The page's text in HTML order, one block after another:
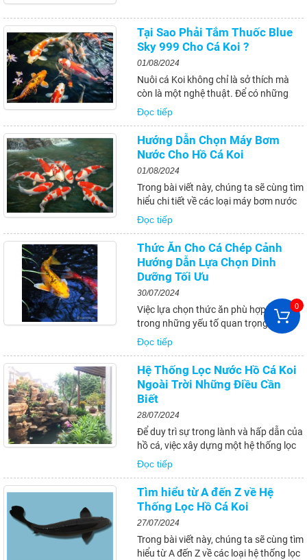
trọng cho sức khỏe của cá...
Tại Sao Phải Tắm Thuốc Blue
Sky 999 Cho Cá Koi ?
01/08/2024
Nuôi cá Koi không chỉ là sở thích mà
còn là một nghệ thuật. Để có những
chú cá Koi khỏe mạnh, sắc màu rực rỡ,
người nuôi cần phải chăm sóc và điều
trị cẩn thận. Trong số những biện pháp
chăm sóc cá Koi, việc tắm thuốc Blue
Sky...
Đọc tiếp
Hướng Dẫn Chọn Máy Bơm
Nước Cho Hồ Cá Koi
01/08/2024
Trong bài viết này, chúng ta sẽ cùng tìm
hiểu chi tiết về các loại máy bơm nước
thích hợp cho hồ cá Koi, những yếu tố
cần lưu ý khi lựa chọn, cách lắp đặt và
sử dụng, bảo trì và vệ sinh, cũng như
những lợi ích mà máy bơm nước...
Đọc tiếp
Thức Ăn Cho Cá Chép Cảnh
Hướng Dẫn Lựa Chọn Dinh
Dưỡng Tối Ưu
30/07/2024
Việc lựa chọn thức ăn phù hợp là một
trong những yếu tố quan trọng nhất
trong việc nuôi dưỡng và duy trì sự
khỏe mạnh, sức sống và vẻ đẹp của cá
chép cảnh. Cá chép cảnh là một loài cá
cảnh phổ biến và được ưa chuộng,...
Đọc tiếp
Hệ Thống Lọc Nước Hồ Cá Koi
Ngoài Trời Những Điều Cần
Biết
28/07/2024
Để duy trì sự trong lành và hấp dẫn của
hồ cá, việc xây dựng một hệ thống lọc
nước hiệu quả là yếu tố then chốt. Hệ
thống lọc nước không chỉ đảm bảo
chất lượng nước tối ưu cho sự sinh
trưởng và phát triển của cá...
Đọc tiếp
Tìm hiểu từ A đến Z về Hệ
Thống Lọc Hồ Cá Koi
27/07/2024
Trong bài viết này, chúng ta sẽ cùng tìm
hiểu từ A đến Z về các loại hệ thống lọc
0